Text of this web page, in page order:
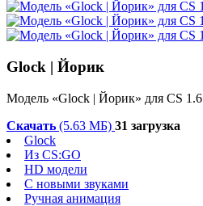
Glock | Йорик
Модель «Glock | Йорик» для CS 1.6
Скачать (5.63 МБ) 31 загрузка
Glock
Из CS:GO
HD модели
С новыми звуками
Ручная анимация